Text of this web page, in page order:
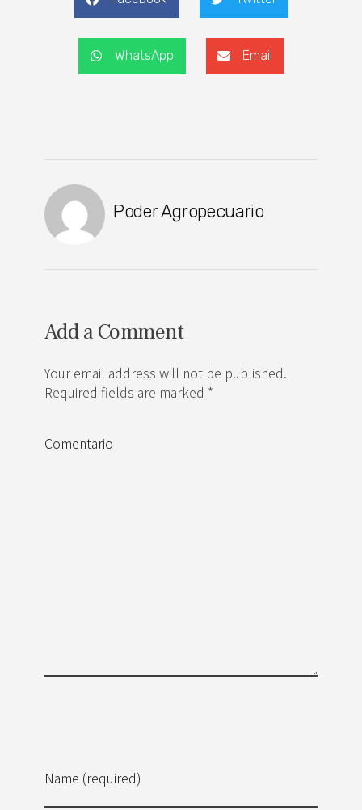
WhatsApp Email
Poder Agropecuario
Add a Comment
Your email address will not be published.
Required fields are marked *
Name (required)
Comentario